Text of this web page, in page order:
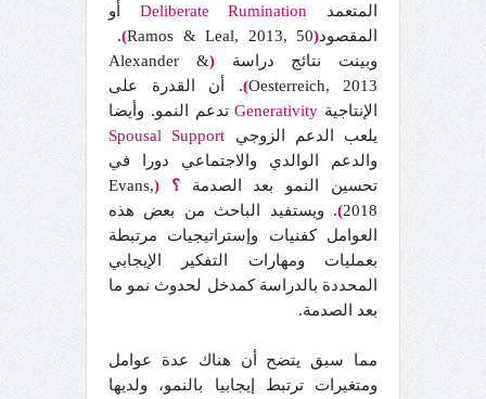
المتعمد Deliberate Rumination
أو
المقصود(
Ramos & Leal, 2013, 50
)
.
وبينت نتائج دراسة(
Alexander
&
Oesterreich, 2013
). أن القدرة على
الإنتاجية Generativityتدعم النمو. وأيضا
يلعب الدعم الزوجي Spousal Support
والدعم الوالدي والاجتماعي دورا في
تحسين النمو بعد الصدمة؟ (Evans,
2018
). ويستفيد الباحث من بعض هذه
العوامل كفنيات وإستراتيجيات مرتبطة
بعمليات ومهارات التفكير الإيجابي
المحددة بالدراسة كمدخل لحدوث نمو ما
بعد الصدمة.
مما سبق يتضح أن هناك عدة عوامل
ومتغيرات ترتبط إيجابيا بالنمو، ولديها